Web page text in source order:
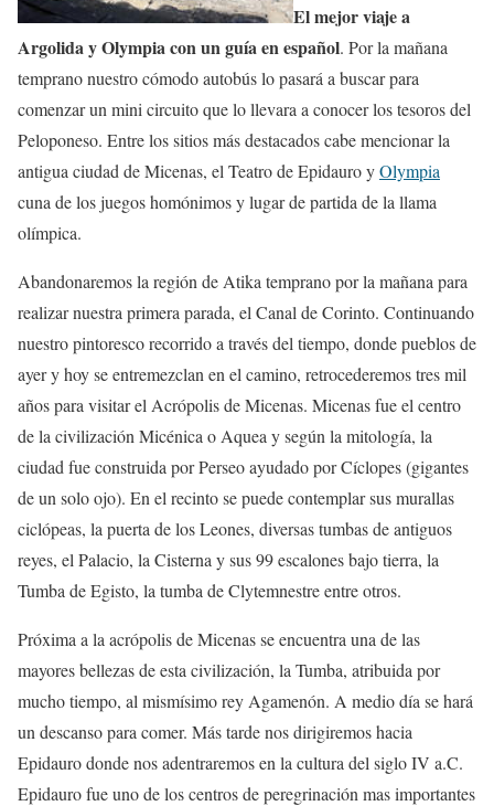
El mejor viaje a
Argolida y Olympia con un guía en español. Por la mañana
temprano nuestro cómodo autobús lo pasará a buscar para
comenzar un mini circuito que lo llevara a conocer los tesoros del
Peloponeso. Entre los sitios más destacados cabe mencionar la
antigua ciudad de Micenas, el Teatro de Epidauro yOlympia
cuna de los juegos homónimos y lugar de partida de la llama
olímpica.
Abandonaremos la región de Atika temprano por la mañana para
realizar nuestra primera parada, el Canal de Corinto. Continuando
nuestro pintoresco recorrido a través del tiempo, donde pueblos de
ayer y hoy se entremezclan en el camino, retrocederemos tres mil
años para visitar el Acrópolis de Micenas. Micenas fue el centro
de la civilización Micénica o Aquea y según la mitología, la
ciudad fue construida por Perseo ayudado por Cíclopes (gigantes
de un solo ojo). En el recinto se puede contemplar sus murallas
ciclópeas, la puerta de los Leones, diversas tumbas de antiguos
reyes, el Palacio, la Cisterna y sus 99 escalones bajo tierra, la
Tumba de Egisto, la tumba de Clytemnestre entre otros.
Próxima a la acrópolis de Micenas se encuentra una de las
mayores bellezas de esta civilización, la Tumba, atribuida por
mucho tiempo, al mismísimo rey Agamenón. A medio día se hará
un descanso para comer. Más tarde nos dirigiremos hacia
Epidauro donde nos adentraremos en la cultura del siglo IV a.C.
Epidauro fue uno de los centros de peregrinación mas importantes